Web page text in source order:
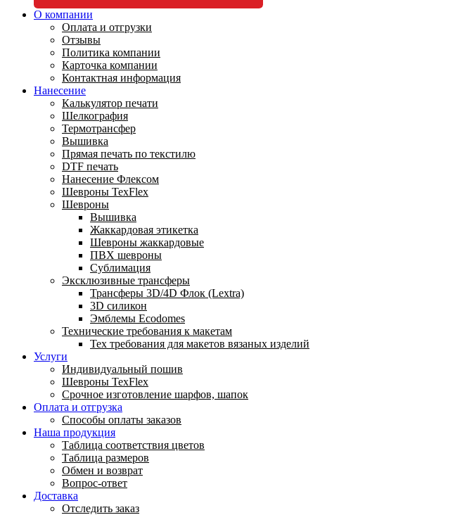
О компании
Оплата и отгрузки
Отзывы
Политика компании
Карточка компании
Контактная информация
Нанесение
Калькулятор печати
Шелкография
Термотрансфер
Вышивка
Прямая печать по текстилю
DTF печать
Нанесение Флексом
Шевроны TexFlex
Шевроны
Вышивка
Жаккардовая этикетка
Шевроны жаккардовые
ПВХ шевроны
Сублимация
Эксклюзивные трансферы
Трансферы 3D/4D Флок (Lextra)
3D силикон
Эмблемы Ecodomes
Технические требования к макетам
Тех требования для макетов вязаных изделий
Услуги
Индивидуальный пошив
Шевроны TexFlex
Срочное изготовление шарфов, шапок
Оплата и отгрузка
Способы оплаты заказов
Наша продукция
Таблица соответствия цветов
Таблица размеров
Обмен и возврат
Вопрос-ответ
Доставка
Отследить заказ